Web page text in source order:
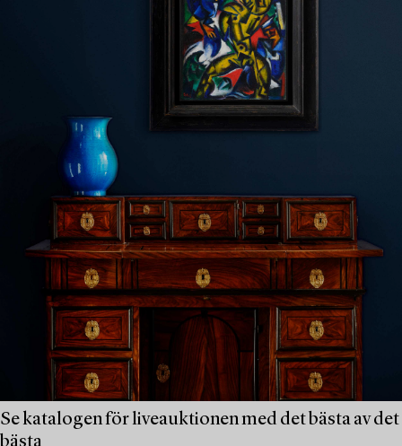
Se katalogen för liveauktionen med det bästa av det
bästa